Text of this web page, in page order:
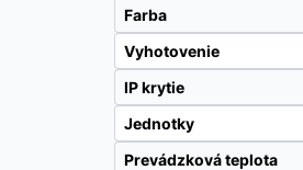
Farba
Vyhotovenie
IP krytie
Jednotky
Prevádzková teplota